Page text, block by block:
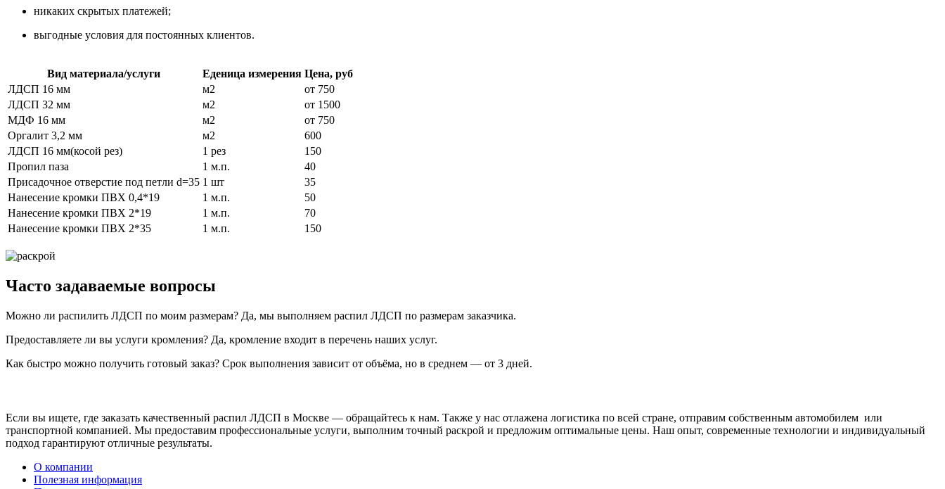
никаких скрытых платежей;
выгодные условия для постоянных клиентов.
Вид материала/услуги Еденица измерения Цена, руб
ЛДСП 16 мм
м2
от 750
ЛДСП 32 мм
м2
от 1500
МДФ 16 мм
м2
от 750
Оргалит 3,2 мм
м2
600
ЛДСП 16 мм(косой рез)
1 рез
150
Пропил паза
1 м.п.
40
Присадочное отверстие под петли d=35 1 шт
35
Нанесение кромки ПВХ 0,4*19
1 м.п.
50
Нанесение кромки ПВХ 2*19
1 м.п.
70
Нанесение кромки ПВХ 2*35
1 м.п. 150
Часто задаваемые вопросы
Можно ли распилить ЛДСП по моим размерам? Да, мы выполняем распил ЛДСП по размерам заказчика.
Предоставляете ли вы услуги кромления? Да, кромление входит в перечень наших услуг.
Как быстро можно получить готовый заказ? Срок выполнения зависит от объёма, но в среднем — от 3 дней.
Если вы ищете, где заказать качественный распил ЛДСП в Москве — обращайтесь к нам. Также у нас отлажена логистика по всей стране, отправим собственным автомобилем или
транспортной компанией. Мы предоставим профессиональные услуги, выполним точный раскрой и предложим оптимальные цены. Наш опыт, современные технологии и индивидуальный
подход гарантируют отличные результаты.
О компании
Полезная информация